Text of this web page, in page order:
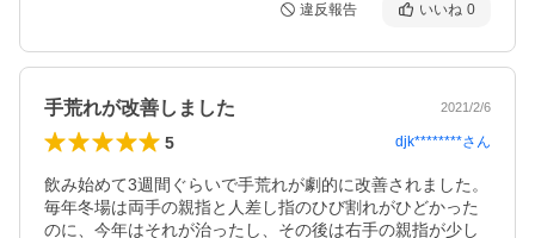
違反報告 いいね 0
手荒れが改善しました 2021/2/6
5 djk********さん
飲み始めて3週間ぐらいで手荒れが劇的に改善されました。
毎年冬場は両手の親指と人差し指のひび割れがひどかった
のに、今年はそれが治ったし、その後は右手の親指が少し